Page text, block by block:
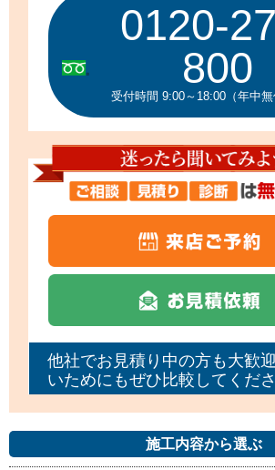
0120-
800
受付時間 9:00～18:00（年中無
他社でお見積り中の方も大歓
いためにもぜひ比較してくださ
施工内容から選ぶ